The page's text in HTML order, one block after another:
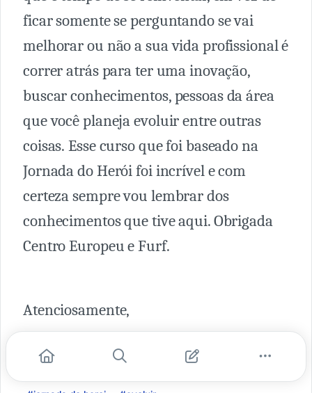
ficar somente se perguntando se vai
melhorar ou não a sua vida profissional é
correr atrás para ter uma inovação,
buscar conhecimentos, pessoas da área
que você planeja evoluir entre outras
coisas. Esse curso que foi baseado na
Jornada do Herói foi incrível e com
certeza sempre vou lembrar dos
conhecimentos que tive aqui. Obrigada
Centro Europeu e Furf.
Atenciosamente,